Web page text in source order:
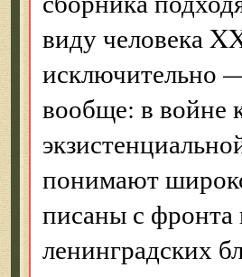
виду человека
исключительно
вообще: в войне
понимают
писаны с
ленинградских